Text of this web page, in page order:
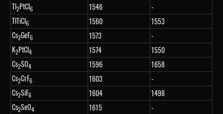
Tl2PtCl6 1546
-
TlTiCl6 1560
1553
Cs2GeF6 1573
-
K2PtCl4 1574
1550
Cs2SO4 1596
1658
Cs2CrF6 1603
-
Cs2SiF6 1604
1498
Cs2SeO4 1615
-